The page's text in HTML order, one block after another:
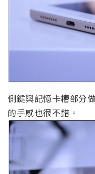
側鍵與記憶卡槽部分
的手感也很不錯。